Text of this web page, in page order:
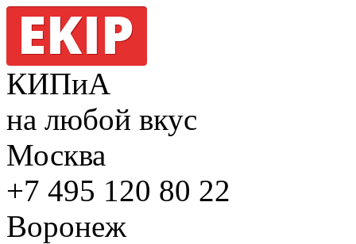
КИПиА
на любой вкус
Москва
+7 495 120 80 22
Воронеж